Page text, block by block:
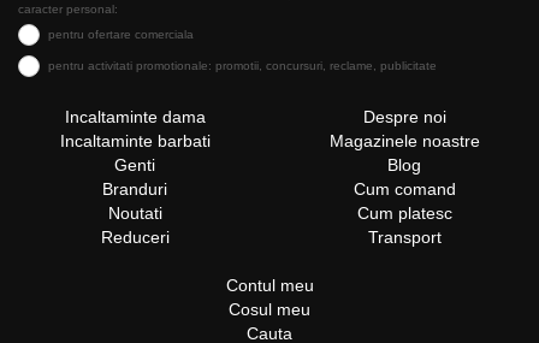
caracter personal:
pentru ofertare comerciala
pentru activitati promotionale: promotii, concursuri, reclame, publicitate
Incaltaminte dama
Incaltaminte barbati
Genti
Branduri
Noutati
Reduceri
Despre noi
Magazinele noastre
Blog
Cum comand
Cum platesc
Transport
Contul meu
Cosul meu
Cauta